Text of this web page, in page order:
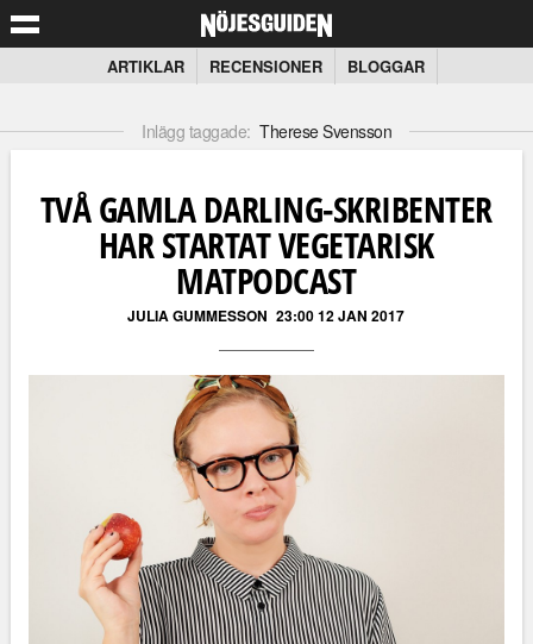
ARTIKLAR RECENSIONER BLOGGAR
Inlägg taggade: Therese Svensson
TVÅ GAMLA DARLING-SKRIBENTER
HAR STARTAT VEGETARISK
MATPODCAST
JULIA GUMMESSON 23:00 12 JAN 2017